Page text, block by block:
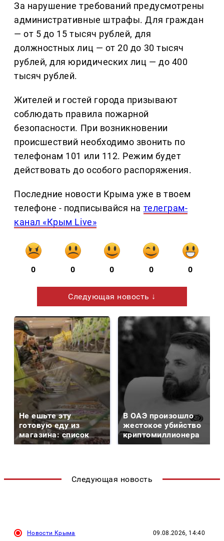
За нарушение требований предусмотрены
административные штрафы. Для граждан
— от 5 до 15 тысяч рублей, для
должностных лиц — от 20 до 30 тысяч
рублей, для юридических лиц — до 400
тысяч рублей.
Жителей и гостей города призывают
соблюдать правила пожарной
безопасности. При возникновении
происшествий необходимо звонить по
телефонам 101 или 112. Режим будет
действовать до особого распоряжения.
Последние новости Крыма уже в твоем
телефоне - подписывайся на телеграм-
канал «Крым Live»
0 0 0 0 0
Следующая новость ↓
Не ешьте эту
готовую еду из
магазина: список
В ОАЭ произошло
жестокое убийство
криптомиллионера
Следующая новость
Новости Крыма 09.08.2026, 14:40